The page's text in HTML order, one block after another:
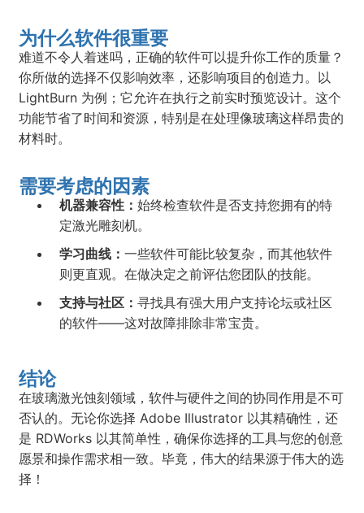
为什么软件很重要
难道不令人着迷吗，正确的软件可以提升你工作的质量？
你所做的选择不仅影响效率，还影响项目的创造力。以
LightBurn 为例；它允许在执行之前实时预览设计。这个
功能节省了时间和资源，特别是在处理像玻璃这样昂贵的
材料时。
需要考虑的因素
机器兼容性：始终检查软件是否支持您拥有的特
定激光雕刻机。
学习曲线：一些软件可能比较复杂，而其他软件
则更直观。在做决定之前评估您团队的技能。
支持与社区：寻找具有强大用户支持论坛或社区
的软件——这对故障排除非常宝贵。
结论
在玻璃激光蚀刻领域，软件与硬件之间的协同作用是不可
否认的。无论你选择 Adobe Illustrator 以其精确性，还
是 RDWorks 以其简单性，确保你选择的工具与您的创意
愿景和操作需求相一致。毕竟，伟大的结果源于伟大的选
择！